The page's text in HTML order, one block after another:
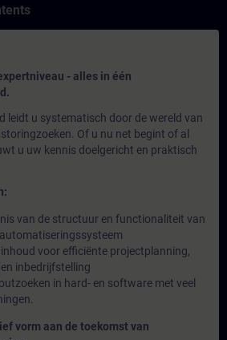
- alles in één
leidt u systematisch door de wereld van
Of u nu net begint of al
u uw kennis doelgericht en praktisch
van de structuur en functionaliteit van
automatiseringssysteem
voor efficiënte projectplanning,
inbedrijfstelling
in hard- en software met veel
vorm aan de toekomst van